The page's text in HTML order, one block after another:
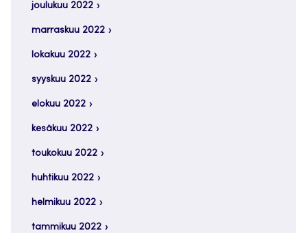
joulukuu 2022
marraskuu 2022
lokakuu 2022
syyskuu 2022
elokuu 2022
kesäkuu 2022
toukokuu 2022
huhtikuu 2022
helmikuu 2022
tammikuu 2022